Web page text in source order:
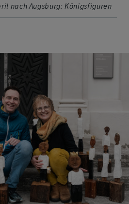
nach Augsburg: Königsfiguren